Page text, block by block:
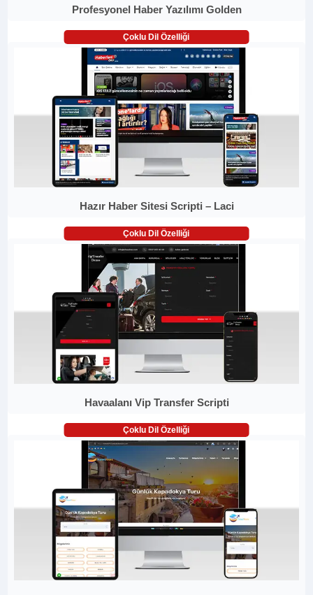
Profesyonel Haber Yazılımı Golden
Çoklu Dil Özelliği
Hazır Haber Sitesi Scripti – Laci
Çoklu Dil Özelliği
Havaalanı Vip Transfer Scripti
Çoklu Dil Özelliği